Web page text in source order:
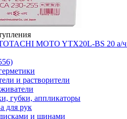
MOTO YTX20L-BS 20 а/
и растворители
губки, аппликаторы
для рук
и шинами